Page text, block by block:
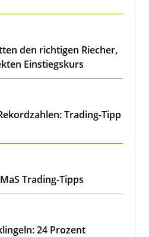
den richtigen Riecher,
Einstiegskurs
Trading-Tipp
Trading-Tipps
24 Prozent